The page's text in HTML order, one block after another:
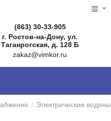
(863) 30-33-905
г. Ростов-на-Дону, ул.
Таганрогская, д. 128 Б
zakaz@vimkor.ru
/ Электрические